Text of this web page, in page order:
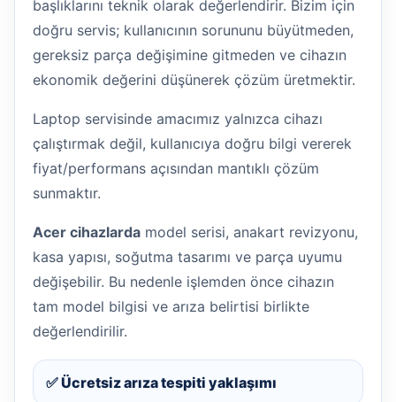
başlıklarını teknik olarak değerlendirir. Bizim için
doğru servis; kullanıcının sorununu büyütmeden,
gereksiz parça değişimine gitmeden ve cihazın
ekonomik değerini düşünerek çözüm üretmektir.
Laptop servisinde amacımız yalnızca cihazı
çalıştırmak değil, kullanıcıya doğru bilgi vererek
fiyat/performans açısından mantıklı çözüm
sunmaktır.
Acer cihazlarda model serisi, anakart revizyonu,
kasa yapısı, soğutma tasarımı ve parça uyumu
değişebilir. Bu nedenle işlemden önce cihazın
tam model bilgisi ve arıza belirtisi birlikte
değerlendirilir.
✅ Ücretsiz arıza tespiti yaklaşımı